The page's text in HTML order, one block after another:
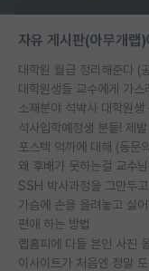
자유 게시판(아무개랩
대학원 월급 정리해준다 (
소재분야 석박사 대학원
가슴에 손을 올려놓고 싫
편애 하는 방법
랩홈피에 다들 본인 사진
이사이트가 처음엔 정말 도